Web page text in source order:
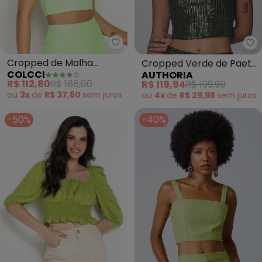
Colcci - Cropped de Malha
Cropped de Malha
Canelada (Verde)
COLCCI
R$ 112,80R$ 188,00
ou 3x de R$ 37,60 sem juros
Cropped Verde de Paetê
(Verde)
AUTHORIA
R$ 119,94R$ 199,90
ou 4x de R$ 29,98 sem juros
-50% -40%